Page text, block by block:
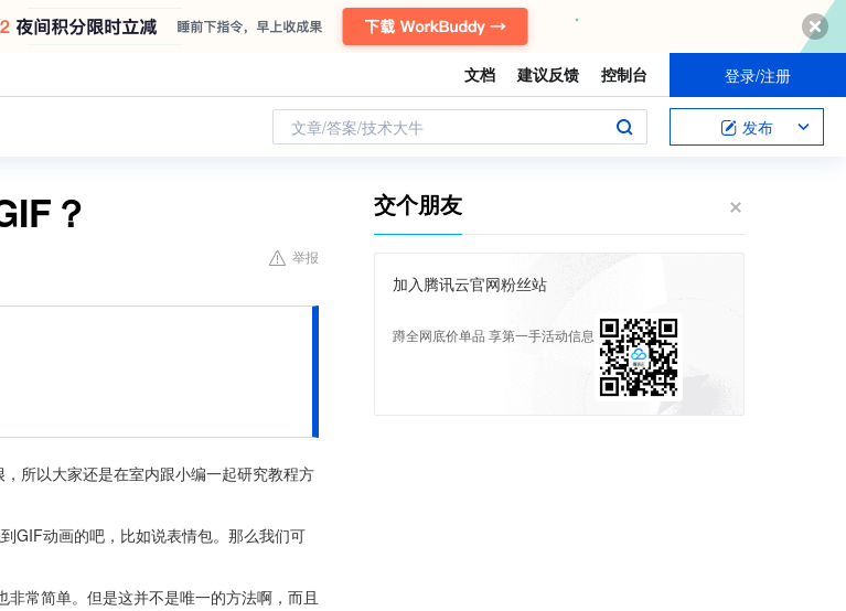
文档 建议反馈 控制台 登录/注册
文章/答案/技术大牛 发布
？
举报
所以大家还是在室内跟小编一起研究教程方
GIF动画的吧，比如说表情包。那么我们可
常简单。但是这并不是唯一的方法啊，而且
交个朋友
加入腾讯云官网粉丝站
蹲全网底价单品 享第一手活动信息